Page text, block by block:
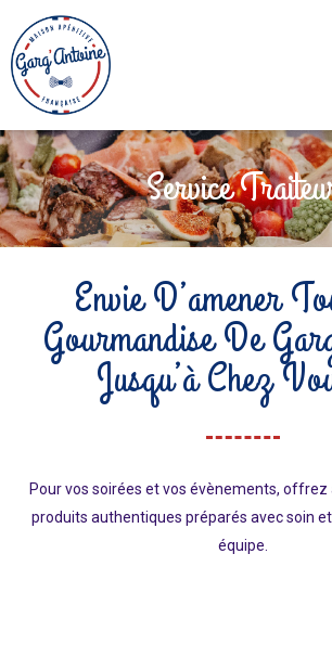
ServiceTraiteu
Envie D’amener
Gourmandise De
Jusqu’à Chez
Pour vos soirées et vos évènements, offrez
produits authentiques préparés avec soin
équipe.